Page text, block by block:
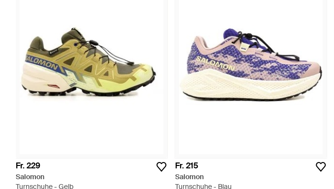
Fr. 229
Salomon
Turnschuhe - Gelb
Fr. 215
Salomon
Turnschuhe - Blau